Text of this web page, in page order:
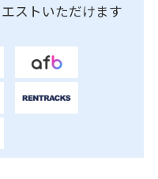
ストいただけます